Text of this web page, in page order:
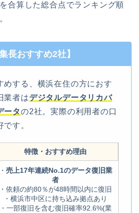
合算した総合点でランキング順
集長おすすめ2社】
めする、横浜在住の方におす
業者はデジタルデータリカバ
ータの2社。実際の利用者の口
す。
特徴・おすすめ理由
・ 売上17年連続No.1のデータ復旧業
者
・依頼の約80％が48時間以内に復旧
・横浜市中区に持ち込み拠点あり
・一部復旧を含む復旧確率92.6%(業